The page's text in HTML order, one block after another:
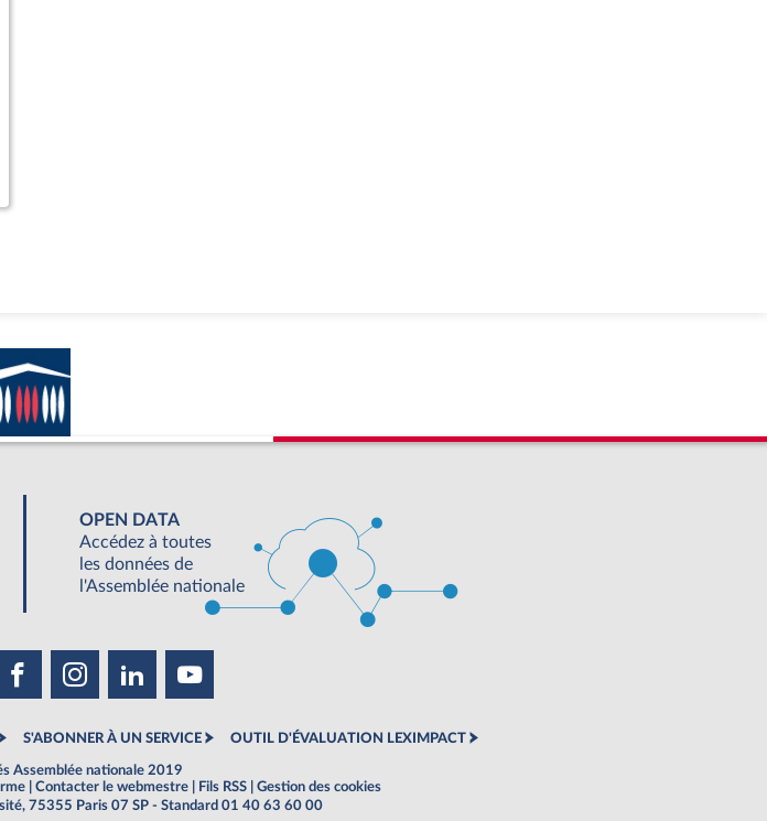
OPEN DATA
Accédez à toutes
les données de
l'Assemblée nationale
S'ABONNER À UN SERVICE OUTIL D'ÉVALUATION LEXIMPACT
Assemblée nationale 2019
Contacter le webmestre Fils RSS
Gestion des cookies
75355 Paris 07 SP - Standard 01 40 63 60 00